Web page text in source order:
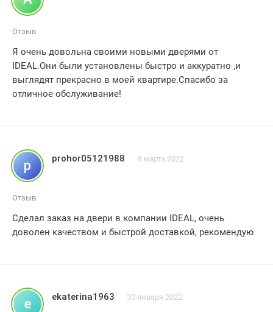
двери прекрасно подошли. У нас теперь чудесные двери
Благодарю компанию IDEAL за прекрасный сервис и
качественную продукцию!!!
Отзыв
Я очень довольна своими новыми дверями от
IDEAL.Они были установлены быстро и аккуратно ,и
выглядят прекрасно в моей квартире.Спасибо за
отличное обслуживание!
p prohor05121988 8 марта 2022
Отзыв
Сделал заказ на двери в компании IDEAL, очень
доволен качеством и быстрой доставкой, рекомендую
e ekaterina1963 30 января 2022